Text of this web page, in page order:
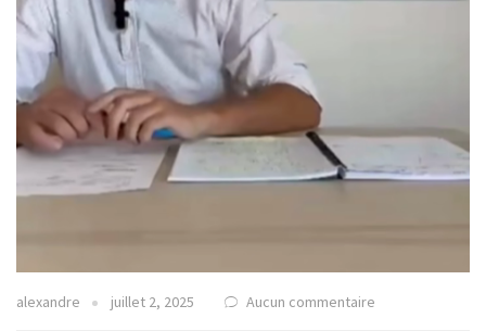
alexandre juillet 2, 2025 Aucun commentaire